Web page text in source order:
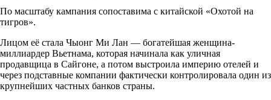
По масштабу кампания сопоставима с китайской «Охотой на
тигров».
Лицом её стала Чыонг Ми Лан — богатейшая женщина-
миллиардер Вьетнама, которая начинала как уличная
продавщица в Сайгоне, а потом выстроила империю отелей и
через подставные компании фактически контролировала один из
крупнейших частных банков страны.